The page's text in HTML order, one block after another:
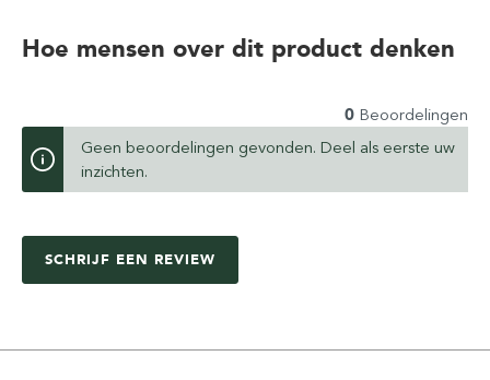
Hoe mensen over dit product denken
0 Beoordelingen
Geen beoordelingen gevonden. Deel als eerste uw
inzichten.
SCHRIJF EEN REVIEW